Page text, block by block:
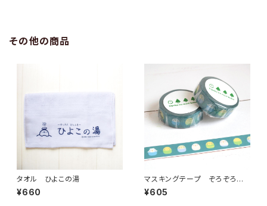
その他の商品
タオル ひよこの湯
¥660
マスキングテープ ぞろぞろセ
キセイインコ
¥605